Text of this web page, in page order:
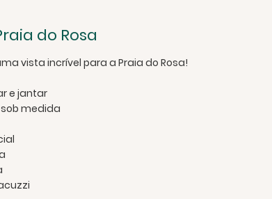
do Rosa
vista incrível para a Praia do Rosa!
e jantar
medida